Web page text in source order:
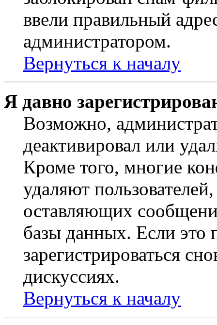
ввели правильный
администратором.
Вернуться к началу
Я давно
Возможно,
деактивировал или
Кроме того, многие
удаляют
оставляющих
базы данных. Если это
зарегистрироваться
дискуссиях.
Вернуться к началу